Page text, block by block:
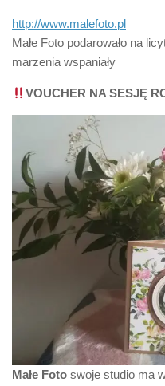
http://www.malefoto.pl
Małe Foto podarowało na
marzenia wspaniały
VOUCHER NA SESJĘ
Małe Foto swoje studio ma